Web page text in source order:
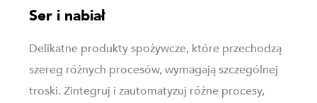
Ser i nabiał
Delikatne produkty spożywcze, które przechodzą
szereg różnych procesów, wymagają szczególnej
troski. Zintegruj i zautomatyzuj różne procesy,